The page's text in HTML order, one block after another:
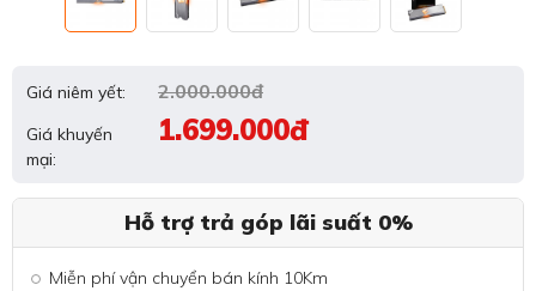
Giá niêm yết: 2.000.000đ
Giá khuyến
mại:
1.699.000đ
Hỗ trợ trả góp lãi suất 0%
Miễn phí vận chuyển bán kính 10Km